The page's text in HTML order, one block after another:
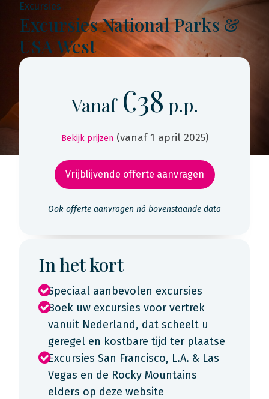
Excursies
Excursies National Parks &
USA West
Vanaf€38 p.p.
Bekijk prijzen (vanaf 1 april 2025)
Vrijblijvende offerte aanvragen
Ook offerte aanvragen ná bovenstaande data
In het kort
Speciaal aanbevolen excursies
Boek uw excursies voor vertrek
vanuit Nederland, dat scheelt u
geregel en kostbare tijd ter plaatse
Excursies San Francisco, L.A. & Las
Vegas en de Rocky Mountains
elders op deze website